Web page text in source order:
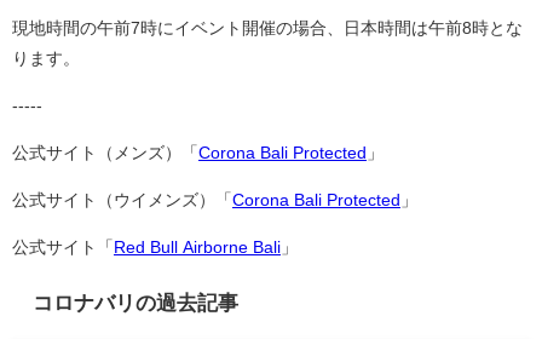
現地時間の午前7時にイベント開催の場合、日本時間は午前8時とな
ります。
-----
公式サイト（メンズ）「Corona Bali Protected 」
公式サイト（ウイメンズ）「Corona Bali Protected 」
公式サイト「 Red Bull Airborne Bali 」
コロナバリの過去記事